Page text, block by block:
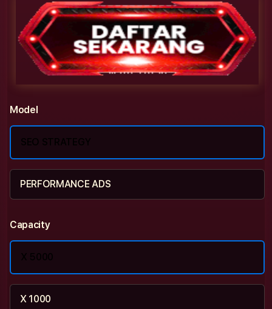
Model
SEO STRATEGY
PERFORMANCE ADS
Capacity
X 5000
X 1000